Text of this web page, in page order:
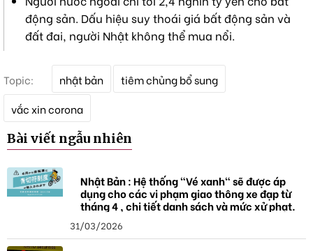
động sản. Dấu hiệu suy thoái giá bất động sản và
đất đai, người Nhật không thể mua nổi.
Topic:
h
ó
a
nhật bản
tiêm chủng bổ sung
vắc xin corona
Bài viết ngẫu nhiên
Nhật Bản : Hệ thống "Vé xanh" sẽ được áp
dụng cho các vi phạm giao thông xe đạp từ
tháng 4 , chi tiết danh sách và mức xử phạt.
31/03/2026